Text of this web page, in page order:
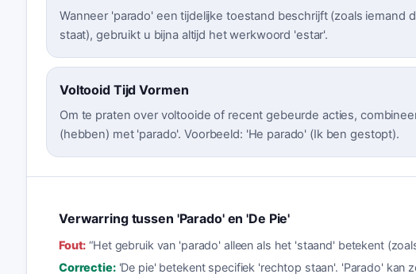
Wanneer 'parado' een tijdelijke toestand beschrijft (zoals iemand
staat), gebruikt u bijna altijd het werkwoord 'estar'.
Voltooid Tijd Vormen
Om te praten over voltooide of recent gebeurde acties,
(hebben) met 'parado'. Voorbeeld: 'He parado' (Ik ben gestopt).
Verwarring tussen 'Parado' en 'De Pie'
Fout: “Het gebruik van 'parado' alleen als het 'staand' betekent
Correctie: 'De pie' betekent specifiek 'rechtop staan'. 'Parado' kan